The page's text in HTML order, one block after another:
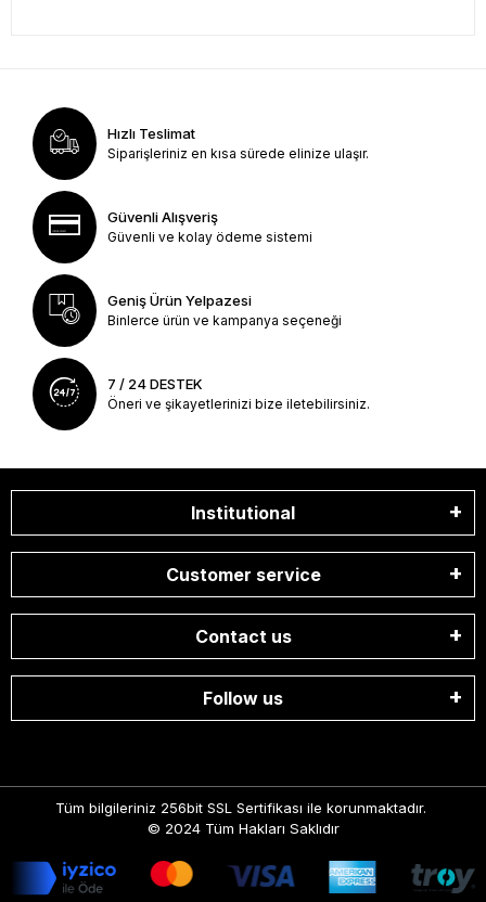
Hızlı Teslimat
Siparişleriniz en kısa sürede elinize ulaşır.
Güvenli Alışveriş
Güvenli ve kolay ödeme sistemi
Geniş Ürün Yelpazesi
Binlerce ürün ve kampanya seçeneği
7 / 24 DESTEK
Öneri ve şikayetlerinizi bize iletebilirsiniz.
Institutional
Customer service
Contact us
Follow us
Tüm bilgileriniz 256bit SSL Sertifikası ile korunmaktadır.
© 2024 Tüm Hakları Saklıdır